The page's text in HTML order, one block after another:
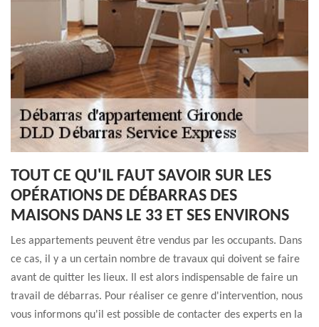
TOUT CE QU'IL FAUT SAVOIR SUR LES
OPÉRATIONS DE DÉBARRAS DES
MAISONS DANS LE 33 ET SES ENVIRONS
Les appartements peuvent être vendus par les occupants. Dans
ce cas, il y a un certain nombre de travaux qui doivent se faire
avant de quitter les lieux. Il est alors indispensable de faire un
travail de débarras. Pour réaliser ce genre d'intervention, nous
vous informons qu'il est possible de contacter des experts en la